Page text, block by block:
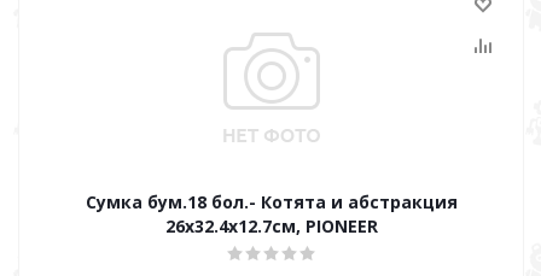
Сумка бум.18 бол.- Котята и абстракция
26x32.4x12.7см, PIONEER